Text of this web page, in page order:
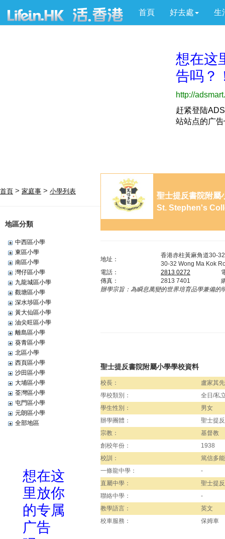
首頁 好去處 生
首頁 > 家庭事 > 小學列表
地區分類
中西區小學
東區小學
南區小學
灣仔區小學
九龍城區小學
觀塘區小學
深水埗區小學
黃大仙區小學
油尖旺區小學
離島區小學
葵青區小學
北區小學
西頁區小學
沙田區小學
大埔區小學
荃灣區小學
屯門區小學
元朗區小學
全部地區
聖士提反書院附屬
St. Stephen's
地址：
香港赤柱黃麻角道30-
30-32 Wong Ma Kok
電話：
2813 0272
傳真：
2813 7401
辦學宗旨： 為瞬息萬變的世界培育品學兼備的
聖士提反書院附屬小學學校資料
校長：
盧家其
學校類別：
全日/私
學生性別：
男女
辦學團體：
聖士提
宗教：
基督教
創校年份：
1938
校訓：
篤信多能
一條龍中學：
-
直屬中學：
聖士提
聯絡中學：
-
教學語言：
英文
校車服務：
保姆車